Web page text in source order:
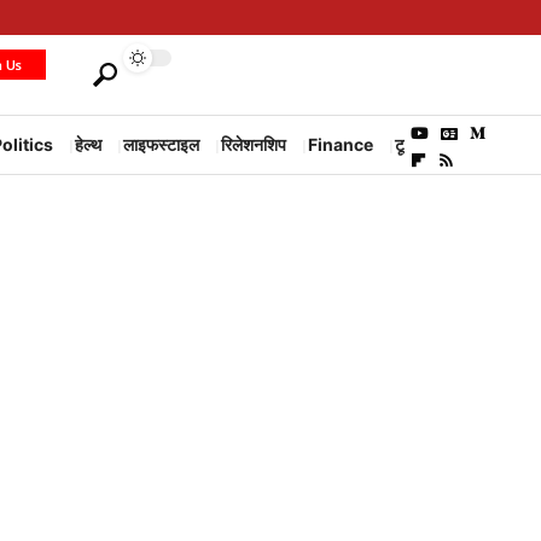
Us
हेल्थ लाइफस्टाइल रिलेशनशिप Finance टूरिज्म